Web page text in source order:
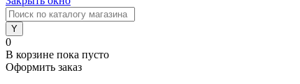
0
В корзине пока пусто
Оформить заказ